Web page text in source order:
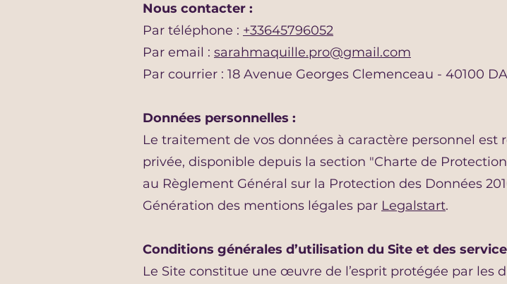
Nous contacter :
Par téléphone : +33645796052
Par email : sarahmaquille.pro@gmail.com
Par courrier : 18 Avenue Georges Clemenceau - 40100
Données personnelles :
Le traitement de vos données à caractère personnel est
privée, disponible depuis la section "Charte de
au Règlement Général sur la Protection des Données
Génération des mentions légales par Legalstart.
Conditions générales d’utilisation du Site et des
Le Site constitue une œuvre de l’esprit protégée par les